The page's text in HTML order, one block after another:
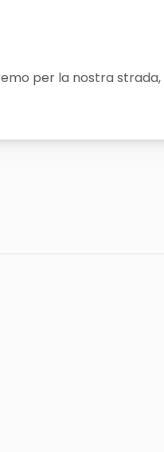
per la nostra